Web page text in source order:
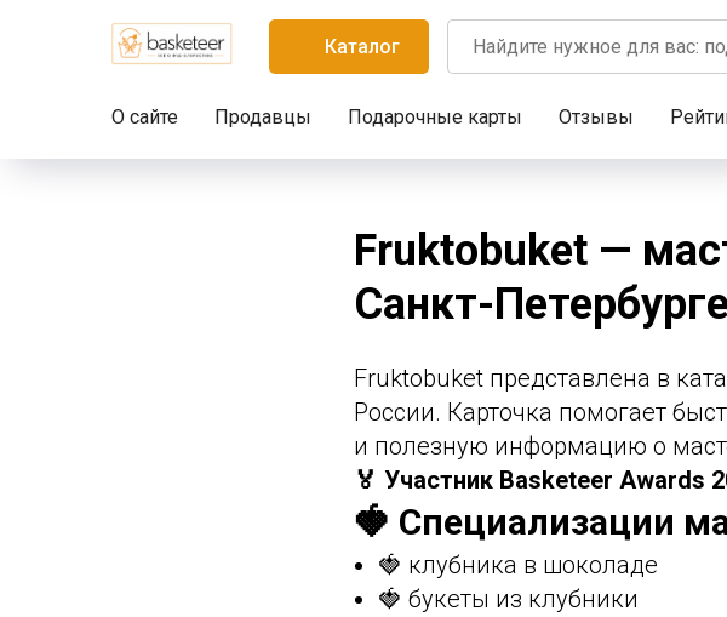
Каталог
О сайте Продавцы Подарочные карты Отзывы
Fruktobuket —
Санкт-Петербурге
Fruktobuket представлена в
России. Карточка помогает
и полезную информацию о
🏅 Участник Basketeer Awards
🍓 Специализации
🍓 клубника в шоколаде
🍓 букеты из клубники